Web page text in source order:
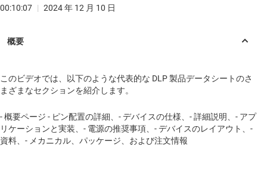
00:10:07 | 2024 年 12 月 10 日
このビデオでは、以下のような代表的な DLP 製品データシートのさ
まざまなセクションを紹介します。
- 概要ページ - ピン配置の詳細、- デバイスの仕様、- 詳細説明、- アプ
リケーションと実装、- 電源の推奨事項、- デバイスのレイアウト、-
資料、- メカニカル、パッケージ、および注文情報